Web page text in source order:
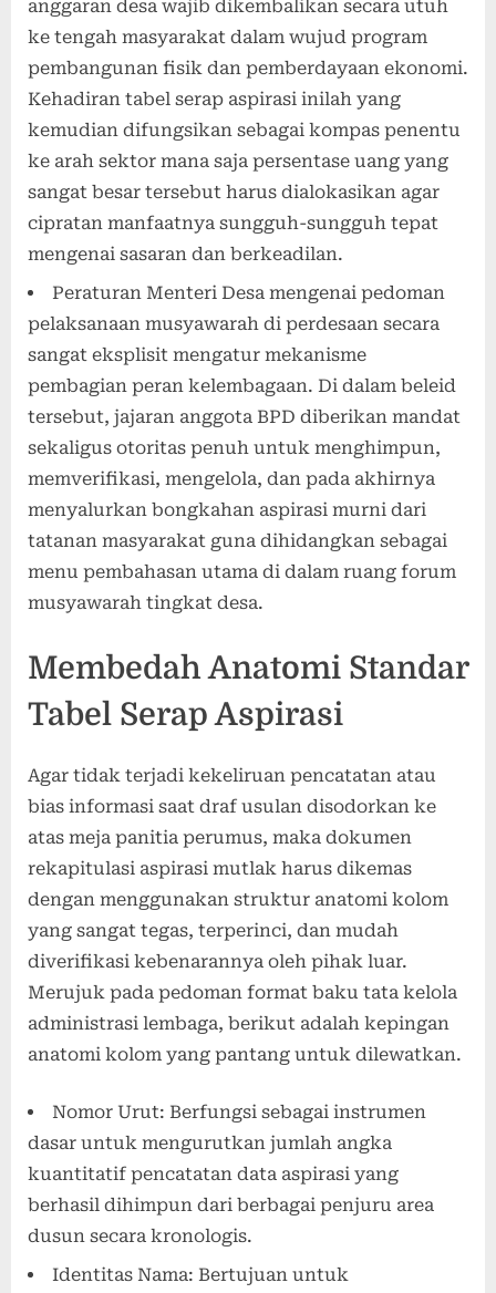
anggaran desa wajib dikembalikan secara utuh
ke tengah masyarakat dalam wujud program
pembangunan fisik dan pemberdayaan ekonomi.
Kehadiran tabel serap aspirasi inilah yang
kemudian difungsikan sebagai kompas penentu
ke arah sektor mana saja persentase uang yang
sangat besar tersebut harus dialokasikan agar
cipratan manfaatnya sungguh-sungguh tepat
mengenai sasaran dan berkeadilan.
Peraturan Menteri Desa mengenai pedoman
pelaksanaan musyawarah di perdesaan secara
sangat eksplisit mengatur mekanisme
pembagian peran kelembagaan. Di dalam beleid
tersebut, jajaran anggota BPD diberikan mandat
sekaligus otoritas penuh untuk menghimpun,
memverifikasi, mengelola, dan pada akhirnya
menyalurkan bongkahan aspirasi murni dari
tatanan masyarakat guna dihidangkan sebagai
menu pembahasan utama di dalam ruang forum
musyawarah tingkat desa.
Membedah Anatomi Standar
Tabel Serap Aspirasi
Agar tidak terjadi kekeliruan pencatatan atau
bias informasi saat draf usulan disodorkan ke
atas meja panitia perumus, maka dokumen
rekapitulasi aspirasi mutlak harus dikemas
dengan menggunakan struktur anatomi kolom
yang sangat tegas, terperinci, dan mudah
diverifikasi kebenarannya oleh pihak luar.
Merujuk pada pedoman format baku tata kelola
administrasi lembaga, berikut adalah kepingan
anatomi kolom yang pantang untuk dilewatkan.
Nomor Urut: Berfungsi sebagai instrumen
dasar untuk mengurutkan jumlah angka
kuantitatif pencatatan data aspirasi yang
berhasil dihimpun dari berbagai penjuru area
dusun secara kronologis.
Identitas Nama: Bertujuan untuk